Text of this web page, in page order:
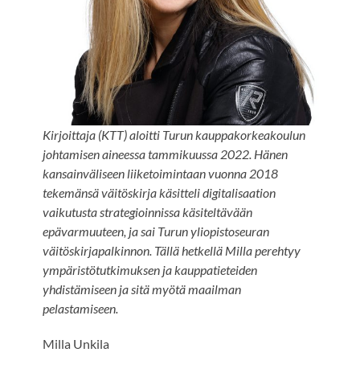
Kirjoittaja (KTT) aloitti Turun kauppakorkeakoulun
johtamisen aineessa tammikuussa 2022. Hänen
kansainväliseen liiketoimintaan vuonna 2018
tekemänsä väitöskirja käsitteli digitalisaation
vaikutusta strategioinnissa käsiteltävään
epävarmuuteen, ja sai Turun yliopistoseuran
väitöskirjapalkinnon. Tällä hetkellä Milla perehtyy
ympäristötutkimuksen ja kauppatieteiden
yhdistämiseen ja sitä myötä maailman
pelastamiseen.
Milla Unkila